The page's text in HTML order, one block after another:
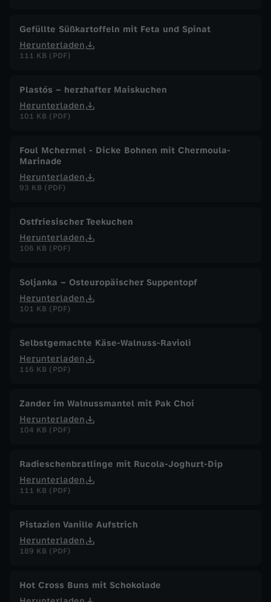
Gefüllte Süßkartoffeln mit Feta und Spinat
Herunterladen
111 KB (PDF)
Plastós – herzhafter Maiskuchen
Herunterladen
101 KB (PDF)
Foul Mchermel - Dicke Bohnen mit Chermoula-
Marinade
Herunterladen
93 KB (PDF)
Ostfriesischer Teekuchen
Herunterladen
106 KB (PDF)
Soljanka – Osteuropäischer Suppentopf
Herunterladen
101 KB (PDF)
Selbstgemachte Käse-Walnuss-Ravioli
Herunterladen
116 KB (PDF)
Zander im Walnussmantel mit Pak Choi
Herunterladen
104 KB (PDF)
Radieschenbratlinge mit Rucola-Joghurt-Dip
Herunterladen
111 KB (PDF)
Pistazien Vanille Aufstrich
Herunterladen
189 KB (PDF)
Hot Cross Buns mit Schokolade